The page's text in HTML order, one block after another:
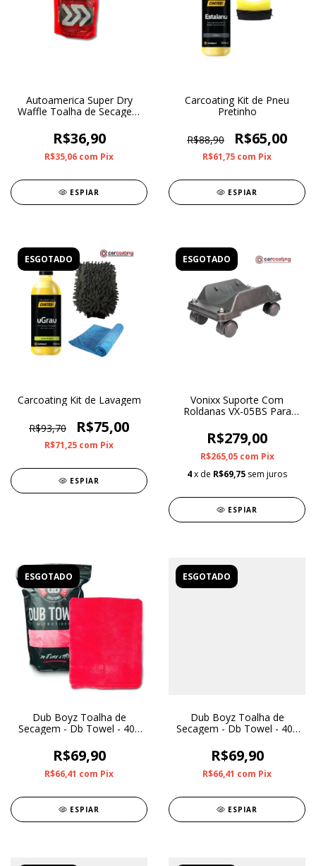
Autoamerica Super Dry
Waffle Toalha de Secagem
R$36,90
R$35,06 com Pix
ESPIAR
Carcoating Kit de Pneu
Pretinho
R$88,90 R$65,00
R$61,75 com Pix
ESPIAR
ESGOTADO
Carcoating Kit de Lavagem
R$93,70 R$75,00
R$71,25 com Pix
ESPIAR
ESGOTADO
Vonixx Suporte Com
Roldanas VX-05BS Para
VX-2800W
R$279,00
R$265,05 com Pix
4x de R$69,75 sem juros
ESPIAR
ESGOTADO
Dub Boyz Toalha de
Secagem - Db Towel - 400
R$69,90
R$66,41 com Pix
ESPIAR
ESGOTADO
Dub Boyz Toalha de
Secagem - Db Towel - 400
R$69,90
R$66,41 com Pix
ESPIAR